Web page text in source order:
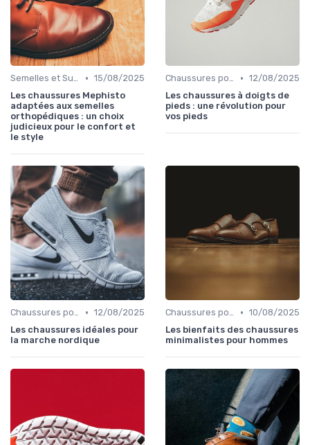
Semelles et Supports Orthopédiques • 15/08/2025
Les chaussures Mephisto
adaptées aux semelles
orthopédiques : un choix
judicieux pour le confort et
le style
Chaussures pour Conditions Spécifiques • 12/08/2025
Les chaussures à doigts de
pieds : une révolution pour
vos pieds
Chaussures pour Conditions Spécifiques • 12/08/2025
Les chaussures idéales pour
la marche nordique
Chaussures pour Conditions Spécifiques • 10/08/2025
Les bienfaits des chaussures
minimalistes pour hommes